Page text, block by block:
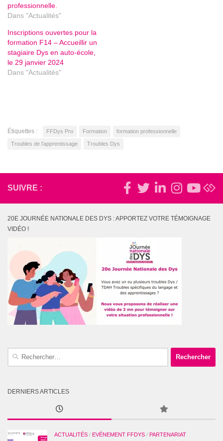
professionnelle.
Dans "Actualités"
Inscriptions ouvertes pour la
formation F14 – Accueillir un
stagiaire Dys en auto-école,
le 29 janvier 2024
Dans "Actualités"
Étiquettes : FFDys Pro Formation formation professionnelle
Troubles de l’apprentissage Troubles Dys
SUIVRE :
20E JOURNÉE NATIONALE DES DYS : APPORTEZ VOTRE TÉMOIGNAGE
VIDÉO !
Rechercher :
DERNIERS ARTICLES
ACTUALITÉS / EVÉNEMENT FFDYS / PARTENARIAT